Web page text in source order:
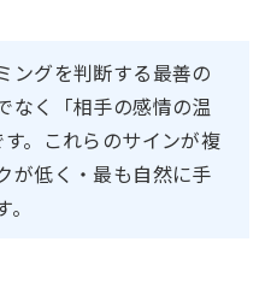
ングを判断する最善の
なく「相手の感情の温
。これらのサインが複
が低く・最も自然に手